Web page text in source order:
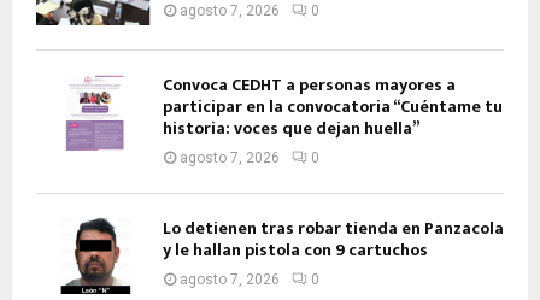
agosto 7, 2026 0
Convoca CEDHT a personas mayores a
participar en la convocatoria “Cuéntame tu
historia: voces que dejan huella”
agosto 7, 2026 0
Lo detienen tras robar tienda en Panzacola
y le hallan pistola con 9 cartuchos
agosto 7, 2026 0